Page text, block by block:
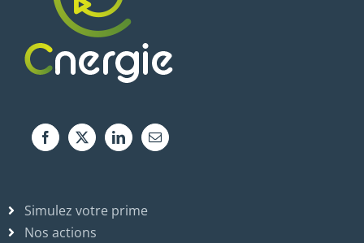
Simulez votre prime
Nos actions